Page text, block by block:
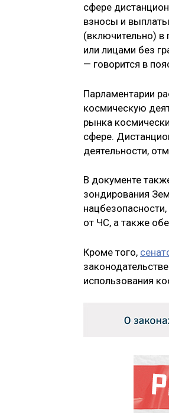
сфере
взносы и
(включительно)
или лицами без
— говорится в
Парламентарии
космическую
рынка
сфере.
деятельности,
В документе
зондирования
от ЧС, а также
Кроме того,
использования